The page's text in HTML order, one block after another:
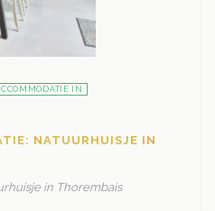
IN
NATUURHUISJE IN
in Thorembais